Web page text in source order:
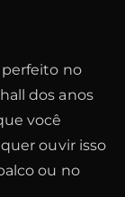
no
dos anos
você
ouvir isso
ou no